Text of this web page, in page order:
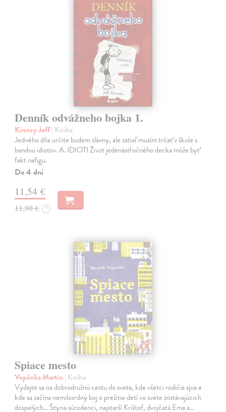
Denník odvážneho bojka 1.
Kinney Jeff| Kniha
Jedného dňa určite budem slávny, ale zatiaľ musím trčať v škole s
bandou idiotov. A. IDIOTI Život jedenásťročného decka môže byť
fakt nafigu.
Do 4 dní
11,54 €
11,90 € ?
Spiace mesto
Vopěnka Martin | Kniha
Vydajte sa na dobrodružnú cestu do sveta, kde všetci rodičia spia a
kde sa začína nemilosrdný boj o prežitie detí vo svete zostávajúcich
dospelých... Štyria súrodenci, najstarší Krištof, dvojčatá Ema a…